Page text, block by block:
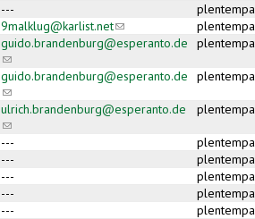
--- plentempa
9malklug@karlist.net(link sends e-mail)plentempa
guido.brandenburg@esperanto.de
(link sends e-mail)
plentempa
guido.brandenburg@esperanto.de
(link sends e-mail)
plentempa
ulrich.brandenburg@esperanto.de
(link sends e-mail)
plentempa
--- plentempa
--- plentempa
--- plentempa
--- plentempa
--- plentempa